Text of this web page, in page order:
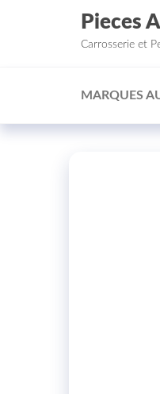
Aller au contenu
Pieces
Carrosserie et
MARQUES